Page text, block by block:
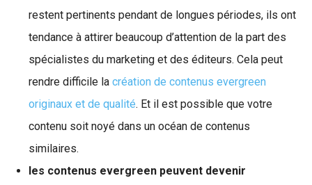
restent pertinents pendant de longues périodes, ils ont
tendance à attirer beaucoup d’attention de la part des
spécialistes du marketing et des éditeurs. Cela peut
rendre difficile la création de contenus evergreen
originaux et de qualité. Et il est possible que votre
contenu soit noyé dans un océan de contenus
similaires.
les contenus evergreen peuvent devenir